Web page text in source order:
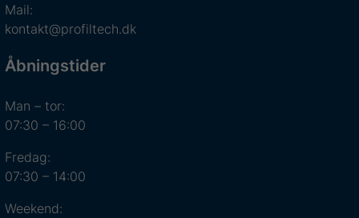
Mail:
kontakt@profiltech.dk
Åbningstider
Man – tor:
07:30 – 16:00
Fredag:
07:30 – 14:00
Weekend: